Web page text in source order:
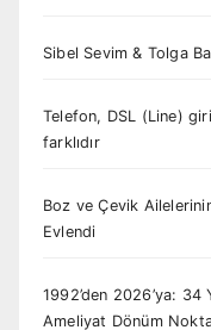
Sibel Sevim & Tolga
Telefon, DSL (Line)
farklıdır
Boz ve Çevik
Evlendi
1992’den 2026’ya: 34
Ameliyat Dönüm